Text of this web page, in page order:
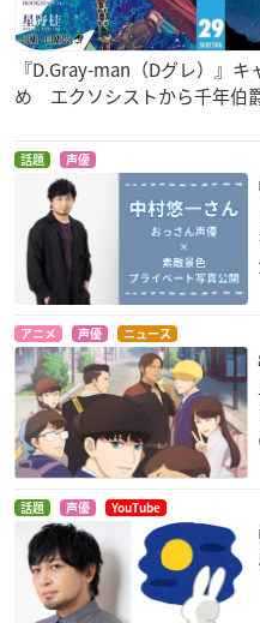
『D.Gray-man（Dグレ）』
め エクソシストから千年伯
話題 声優
アニメ 声優 ニュース
話題 声優 YouTube